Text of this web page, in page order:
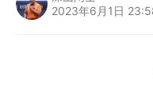
2023年6月1日